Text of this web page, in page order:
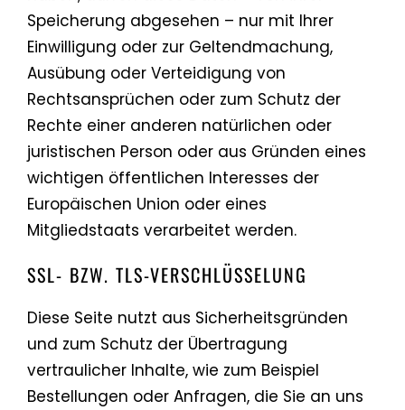
Speicherung abgesehen – nur mit Ihrer
Einwilligung oder zur Geltendmachung,
Ausübung oder Verteidigung von
Rechtsansprüchen oder zum Schutz der
Rechte einer anderen natürlichen oder
juristischen Person oder aus Gründen eines
wichtigen öffentlichen Interesses der
Europäischen Union oder eines
Mitgliedstaats verarbeitet werden.
SSL- BZW. TLS-VERSCHLÜSSELUNG
Diese Seite nutzt aus Sicherheitsgründen
und zum Schutz der Übertragung
vertraulicher Inhalte, wie zum Beispiel
Bestellungen oder Anfragen, die Sie an uns